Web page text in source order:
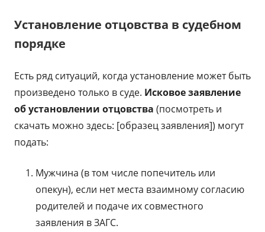
Установление отцовства в судебном
порядке
Есть ряд ситуаций, когда установление может быть
произведено только в суде. Исковое заявление
об установлении отцовства (посмотреть и
скачать можно здесь: [образец заявления]) могут
подать:
Мужчина (в том числе попечитель или
опекун), если нет места взаимному согласию
родителей и подаче их совместного
заявления в ЗАГС.